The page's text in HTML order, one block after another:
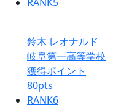
鈴木 レオナルド
岐阜第一高等学校
獲得ポイント
80pts
RANK6